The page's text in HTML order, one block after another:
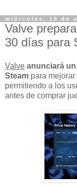
miércoles, 15 de
Valve
30 días para
Valve anunciará
Steam para
permitiendo a los
antes de comprar